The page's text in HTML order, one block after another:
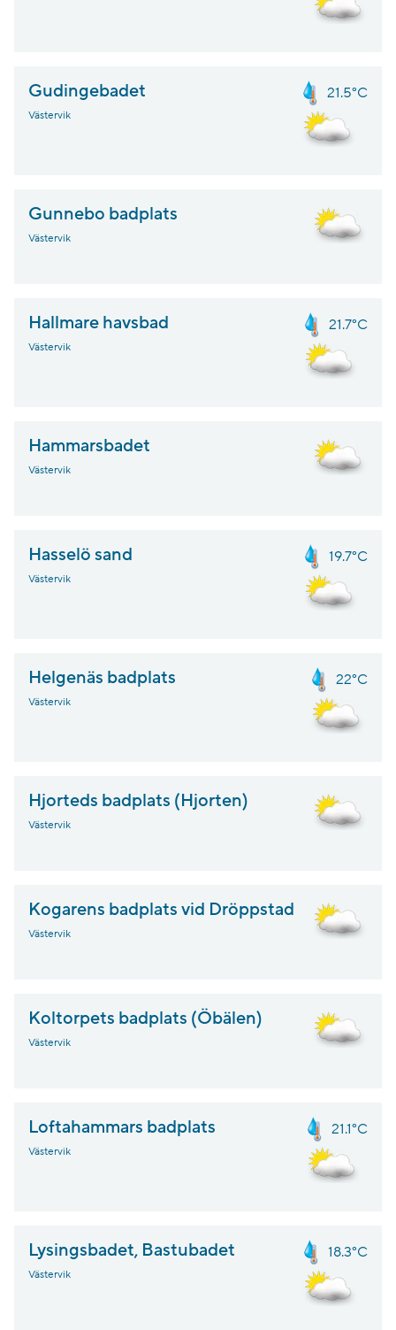
Gudingebadet
Västervik
21.5°C
Gunnebo badplats
Västervik
Hallmare havsbad
Västervik
21.7°C
Hammarsbadet
Västervik
Hasselö sand
Västervik
19.7°C
Helgenäs badplats
Västervik
22°C
Hjorteds badplats (Hjorten)
Västervik
Kogarens badplats vid Dröppstad
Västervik
Koltorpets badplats (Öbälen)
Västervik
Loftahammars badplats
Västervik
21.1°C
Lysingsbadet, Bastubadet
Västervik
18.3°C